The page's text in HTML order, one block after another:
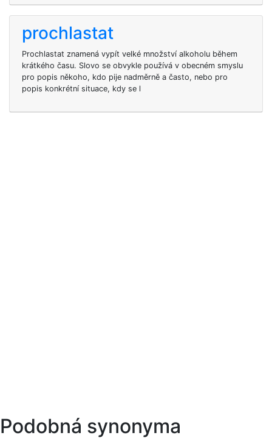
prochlastat
Prochlastat znamená vypít velké množství alkoholu během
krátkého času. Slovo se obvykle používá v obecném smyslu
pro popis někoho, kdo pije nadměrně a často, nebo pro
popis konkrétní situace, kdy se l
Podobná synonyma